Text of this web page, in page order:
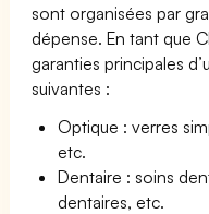
sont organisées par
dépense. En tant que
garanties principales
suivantes :
Optique : verres
etc.
Dentaire : soins
dentaires, etc.